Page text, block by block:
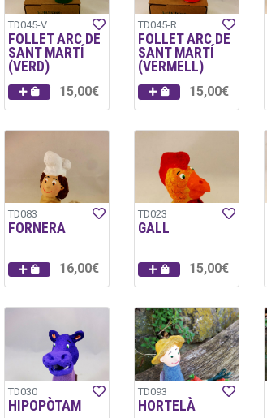
TD045-V
FOLLET ARC DE
SANT MARTÍ
(VERD)
15,00€
TD045-R
FOLLET ARC DE
SANT MARTÍ
(VERMELL)
15,00€
TD083
FORNERA
16,00€
TD023
GALL
15,00€
TD030
HIPOPÒTAM
TD093
HORTELÀ